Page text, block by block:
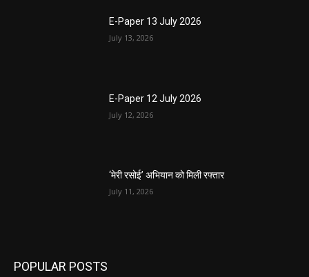
E-Paper 13 July 2026
July 13, 2026
E-Paper 12 July 2026
July 12, 2026
‘मेरी रसोई’ अभियान को मिली रफ्तार
July 11, 2026
POPULAR POSTS